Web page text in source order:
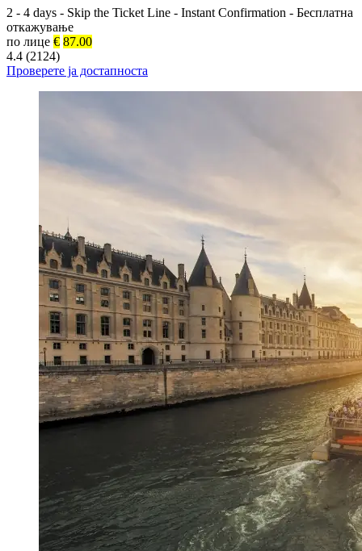
2 - 4 days - Skip the Ticket Line - Instant Confirmation - Бесплатна
откажување
по лице € 87.00
4.4 (2124)
Проверете ја достапноста